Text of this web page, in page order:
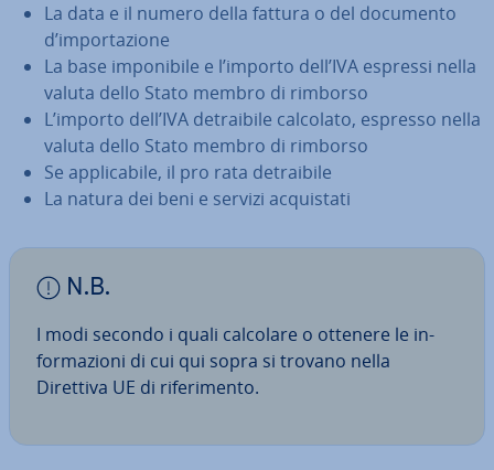
La data e il numero della fattura o del documento
d’im­por­ta­zio­ne
La base im­po­ni­bi­le e l’importo dell’IVA espressi nella
valuta dello Stato membro di rimborso
L’importo dell’IVA de­trai­bi­le calcolato, espresso nella
valuta dello Stato membro di rimborso
Se ap­pli­ca­bi­le, il pro rata de­trai­bi­le
La natura dei beni e servizi ac­qui­sta­ti
N.B.
I modi secondo i quali calcolare o ottenere le in­
for­ma­zio­ni di cui qui sopra si trovano nella
Direttiva UE di ri­fe­ri­men­to.